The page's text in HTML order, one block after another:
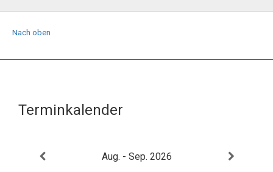
Nach oben
Terminkalender
Aug. - Sep. 2026